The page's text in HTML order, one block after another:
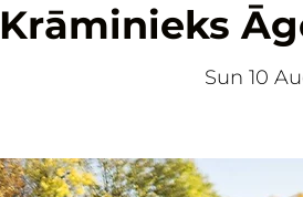
Krāminieks
Sun 10